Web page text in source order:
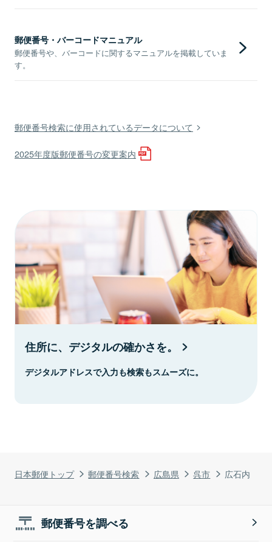
日本郵便トップ 郵便番号検索 広島県 呉市 広石内
郵便番号・バーコードマニュアル
郵便番号や、バーコードに関するマニュアルを掲載していま
す。
郵便番号検索に使用されているデータについて
2025年度版郵便番号の変更案内
住所に、デジタルの確かさを。
デジタルアドレスで入力も検索もスムーズに。
郵便番号を調べる